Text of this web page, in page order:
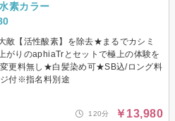
素カラー
敵【活性酸素】を除去★まるでカシミ
がりのaphiaTrとセットで極上の体験を
更料無し★白髪染め可★SB込/ロング料
付※指名料別途
120分 ￥13,980